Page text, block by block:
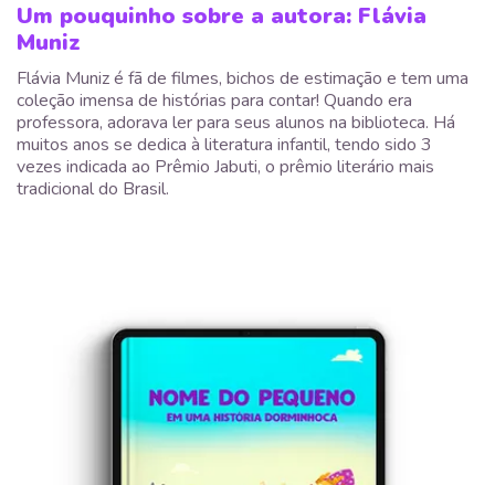
Um pouquinho sobre a autora: Flávia
Muniz
Flávia Muniz é fã de filmes, bichos de estimação e tem uma
coleção imensa de histórias para contar! Quando era
professora, adorava ler para seus alunos na biblioteca. Há
muitos anos se dedica à literatura infantil, tendo sido 3
vezes indicada ao Prêmio Jabuti, o prêmio literário mais
tradicional do Brasil.